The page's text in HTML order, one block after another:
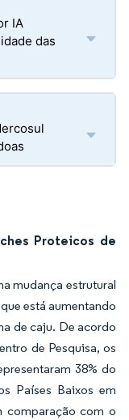
IA
das
Proteicos de
mudança estrutural
está aumentando
de caju. De acordo
de Pesquisa, os
38% do
Países Baixos em
comparação com o